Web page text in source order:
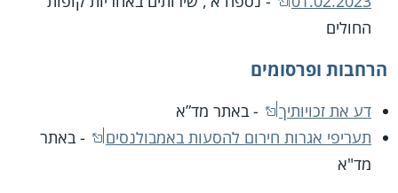
החולים
הרחבות ופרסומים
דע את זכויותיך
- באתר מד”א
תעריפי אגרות חירום להסעות באמבולנסים
- באתר
מד"א